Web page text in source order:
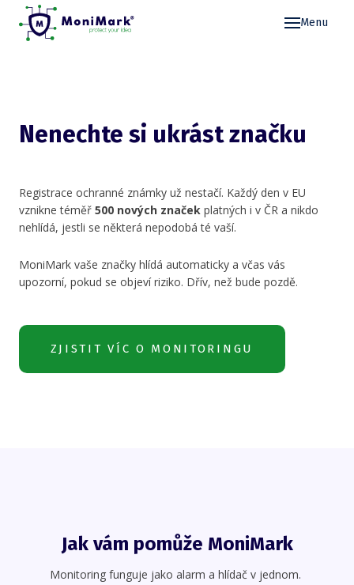
Menu
Nenechte si ukrást značku
Registrace ochranné známky už nestačí. Každý den v EU
vznikne téměř 500 nových značek platných i v ČR a nikdo
nehlídá, jestli se některá nepodobá té vaší.
MoniMark vaše značky hlídá automaticky a včas vás
upozorní, pokud se objeví riziko. Dřív, než bude pozdě.
ZJISTIT VÍC O MONITORINGU
Jak vám pomůže MoniMark
Monitoring funguje jako alarm a hlídač v jednom.